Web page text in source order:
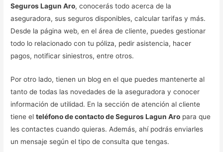
Seguros Lagun Aro, conocerás todo acerca de la
aseguradora, sus seguros disponibles, calcular tarifas y más.
Desde la página web, en el área de cliente, puedes gestionar
todo lo relacionado con tu póliza, pedir asistencia, hacer
pagos, notificar siniestros, entre otros.
Por otro lado, tienen un blog en el que puedes mantenerte al
tanto de todas las novedades de la aseguradora y conocer
información de utilidad. En la sección de atención al cliente
tiene elteléfono de contacto de Seguros Lagun Aro para que
les contactes cuando quieras. Además, ahí podrás enviarles
un mensaje según el tipo de consulta que tengas.